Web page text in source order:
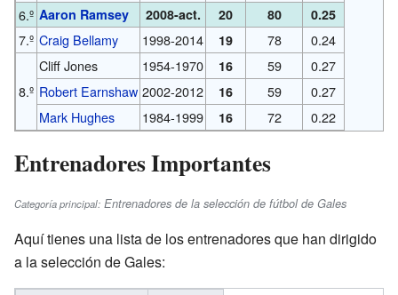
6.º Aaron Ramsey 2008-act. 20 80 0.25
7.º Craig Bellamy 1998-2014 19 78 0.24
8.º
Cliff Jones 1954-1970 16 59
0.27
Robert Earnshaw 2002-2012 16 59
0.27
Mark Hughes
1984-1999 16 72 0.22
Entrenadores Importantes
Categoría principal: Entrenadores de la selección de fútbol de Gales
Aquí tienes una lista de los entrenadores que han dirigido
a la selección de Gales: